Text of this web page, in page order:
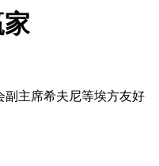
副主席希夫尼等埃方友好